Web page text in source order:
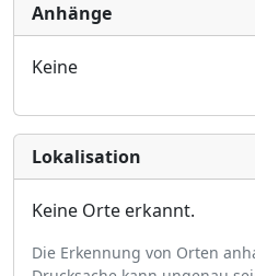
Anhänge
Keine
Lokalisation
Keine Orte erkannt.
Die Erkennung von Orten